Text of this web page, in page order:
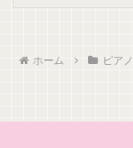
ホーム ピアノ